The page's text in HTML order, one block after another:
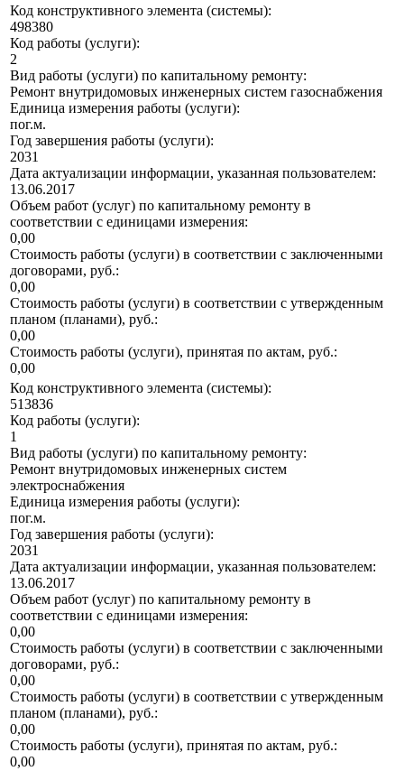
Код конструктивного элемента (системы):
498380
Код работы (услуги):
2
Вид работы (услуги) по капитальному ремонту:
Ремонт внутридомовых инженерных систем газоснабжения
Единица измерения работы (услуги):
пог.м.
Год завершения работы (услуги):
2031
Дата актуализации информации, указанная пользователем:
13.06.2017
Объем работ (услуг) по капитальному ремонту в
соответствии с единицами измерения:
0,00
Стоимость работы (услуги) в соответствии с заключенными
договорами, руб.:
0,00
Стоимость работы (услуги) в соответствии с утвержденным
планом (планами), руб.:
0,00
Стоимость работы (услуги), принятая по актам, руб.:
0,00
Код конструктивного элемента (системы):
513836
Код работы (услуги):
1
Вид работы (услуги) по капитальному ремонту:
Ремонт внутридомовых инженерных систем
электроснабжения
Единица измерения работы (услуги):
пог.м.
Год завершения работы (услуги):
2031
Дата актуализации информации, указанная пользователем:
13.06.2017
Объем работ (услуг) по капитальному ремонту в
соответствии с единицами измерения:
0,00
Стоимость работы (услуги) в соответствии с заключенными
договорами, руб.:
0,00
Стоимость работы (услуги) в соответствии с утвержденным
планом (планами), руб.:
0,00
Стоимость работы (услуги), принятая по актам, руб.:
0,00